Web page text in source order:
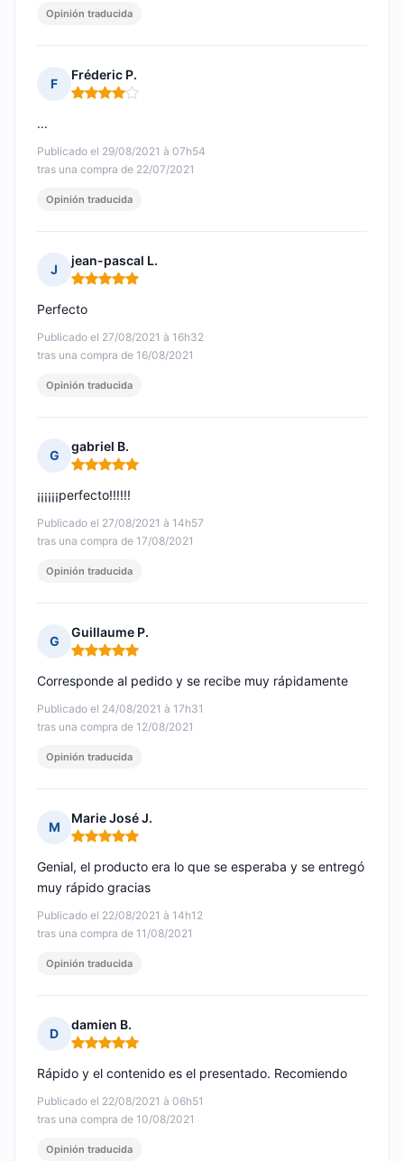
Opinión traducida
F
Fréderic P.
Nota: 4 de 5
Publicado el 29/08/2021 à 07h54
tras una compra de 22/07/2021
...
Opinión traducida
J
jean-pascal L.
Nota: 5 de 5
Publicado el 27/08/2021 à 16h32
tras una compra de 16/08/2021
Perfecto
Opinión traducida
G
gabriel B.
Nota: 5 de 5
Publicado el 27/08/2021 à 14h57
tras una compra de 17/08/2021
¡¡¡¡¡¡perfecto!!!!!!
Opinión traducida
G
Guillaume P.
Nota: 5 de 5
Publicado el 24/08/2021 à 17h31
tras una compra de 12/08/2021
Corresponde al pedido y se recibe muy rápidamente
Opinión traducida
M
Marie José J.
Nota: 5 de 5
Publicado el 22/08/2021 à 14h12
tras una compra de 11/08/2021
Genial, el producto era lo que se esperaba y se entregó
muy rápido gracias
Opinión traducida
D
damien B.
Nota: 5 de 5
Publicado el 22/08/2021 à 06h51
tras una compra de 10/08/2021
Rápido y el contenido es el presentado. Recomiendo
Opinión traducida